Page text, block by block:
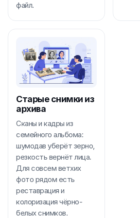
файл.
Старые снимки из
архива
Сканы и кадры из
семейного альбома:
шумодав уберёт зерно,
резкость вернёт лица.
Для совсем ветхих
фото рядом есть
реставрация и
колоризация чёрно-
белых снимков.